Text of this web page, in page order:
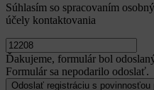
Súhlasím so spracovaním
účely kontaktovania
Ďakujeme, formulár bol
Formulár sa nepodarilo odoslať.